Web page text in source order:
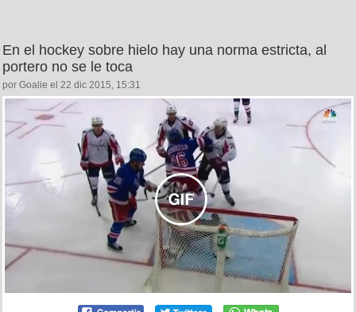
En el hockey sobre hielo hay una norma estricta, al
portero no se le toca
por Goalie el 22 dic 2015, 15:31